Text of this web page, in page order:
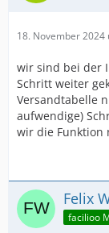
18. November 2024
wir sind bei der
Schritt weiter
Versandtabelle
aufwendige)
wir die Funktion
Felix
facilioo